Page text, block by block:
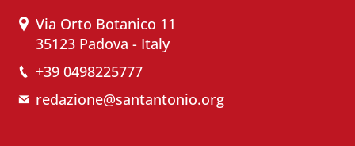
Via Orto Botanico 11
35123 Padova - Italy
+39 0498225777
redazione@santantonio.org